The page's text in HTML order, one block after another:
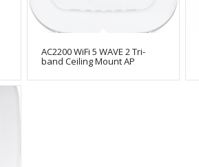
AC2200 WiFi 5 WAVE 2 Tri-
band Ceiling Mount AP